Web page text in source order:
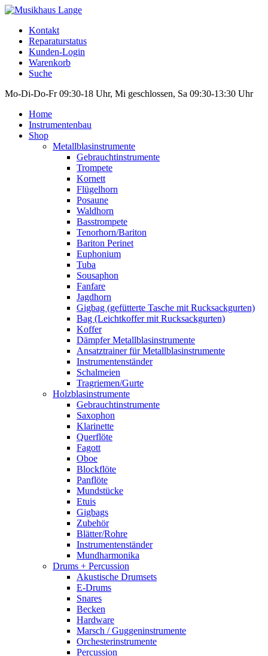
Kontakt
Reparaturstatus
Kunden-Login
Warenkorb
Suche
Mo-Di-Do-Fr 09:30-18 Uhr, Mi geschlossen, Sa 09:30-13:30 Uhr
Home
Instrumentenbau
Shop
Metallblasinstrumente
Gebrauchtinstrumente
Trompete
Kornett
Flügelhorn
Posaune
Waldhorn
Basstrompete
Tenorhorn/Bariton
Bariton Perinet
Euphonium
Tuba
Sousaphon
Fanfare
Jagdhorn
Gigbag (gefütterte Tasche mit Rucksackgurten)
Bag (Leichtkoffer mit Rucksackgurten)
Koffer
Dämpfer Metallblasinstrumente
Ansatztrainer für Metallblasinstrumente
Instrumentenständer
Schalmeien
Tragriemen/Gurte
Holzblasinstrumente
Gebrauchtinstrumente
Saxophon
Klarinette
Querflöte
Fagott
Oboe
Blockflöte
Panflöte
Mundstücke
Etuis
Gigbags
Zubehör
Blätter/Rohre
Instrumentenständer
Mundharmonika
Drums + Percussion
Akustische Drumsets
E-Drums
Snares
Becken
Hardware
Marsch / Guggeninstrumente
Orchesterinstrumente
Percussion